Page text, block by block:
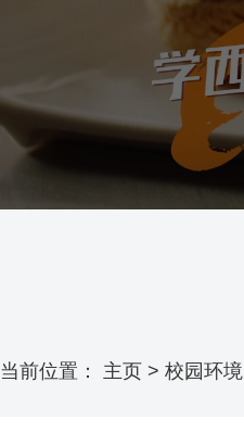
当前位置： 主页 > 校园环境